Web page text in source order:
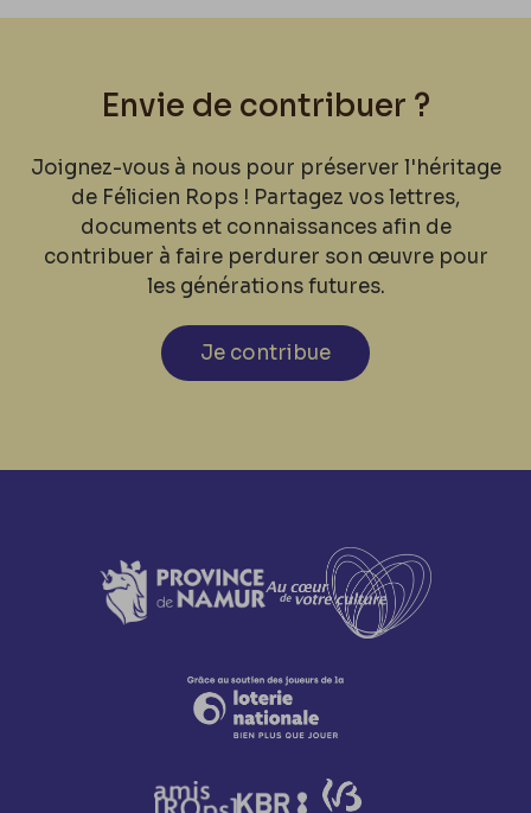
Envie de contribuer ?
Joignez-vous à nous pour préserver l'héritage
de Félicien Rops ! Partagez vos lettres,
documents et connaissances afin de
contribuer à faire perdurer son œuvre pour
les générations futures.
Je contribue